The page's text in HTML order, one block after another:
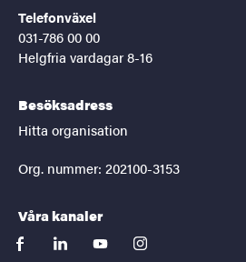
Telefonväxel
031-786 00 00
Helgfria vardagar 8-16
Besöksadress
Hitta organisation
Org. nummer: 202100-3153
Våra kanaler
facebooklinkedinyoutubeinstagram